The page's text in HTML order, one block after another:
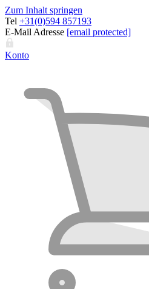
Zum Inhalt springen
Tel +31(0)594 857193
E-Mail Adresse [email protected]
Konto